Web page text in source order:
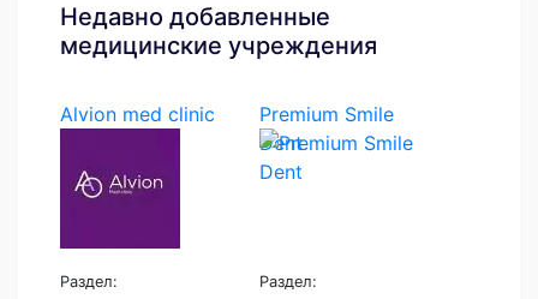
Недавно добавленные
медицинские учреждения
Alvion med clinic
Раздел:
Premium Smile
Dent
Раздел: